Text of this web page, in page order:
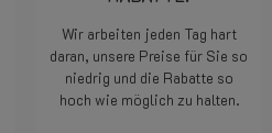
Wir arbeiten jeden Tag hart
daran, unsere Preise für Sie so
niedrig und die Rabatte so
hoch wie möglich zu halten.